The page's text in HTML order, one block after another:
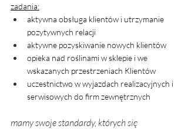
zadania:
aktywna obsługa klientów i utrzymanie
pozytywnych relacji
aktywne pozyskiwanie nowych klientów
opieka nad roślinami w sklepie i we
wskazanych przestrzeniach Klientów
uczestnictwo w wyjazdach realizacyjnych i
serwisowych do firm zewnętrznych
mamy swoje standardy, których się